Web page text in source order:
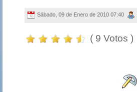
Sábado, 09 de Enero de 2010 07:40
( 9 Votos )